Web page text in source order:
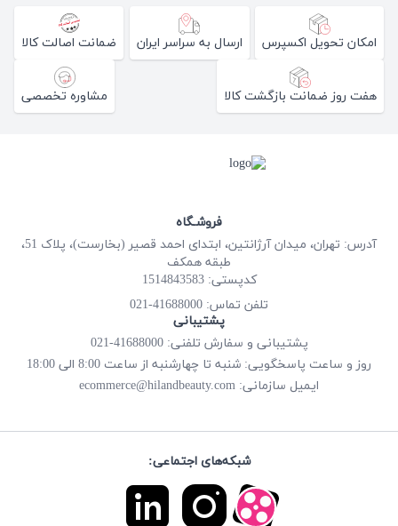
امکان تحویل اکسپرس ارسال به سراسر ایران ضمانت اصالت کالا
هفت روز ضمانت بازگشت کالا مشاوره تخصصی
فروشـگاه
آدرس: تهران، میدان آرژانتین، ابتدای احمد قصیر (بخارست)، پلاک 51،
طبقه همکف
کدپستی: 1514843583
تلفن تماس: 41688000-021
پشتیبانی
پشتیبانی و سفارش تلفنی: 41688000-021
روز و ساعت پاسخگویی: شنبه تا چهارشنبه از ساعت 8:00 الی 18:00
ایمیل سازمانی: ecommerce@hilandbeauty.com
شبکه‌های اجتماعی: